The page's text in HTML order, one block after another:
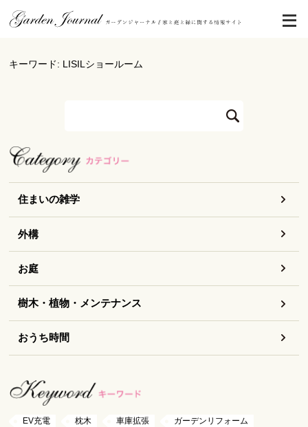
キーワード: LISILショールーム
住まいの雑学
外構
お庭
樹木・植物・メンテナンス
おうち時間
EV充電 枕木 車庫拡張
ガーデンリフォーム